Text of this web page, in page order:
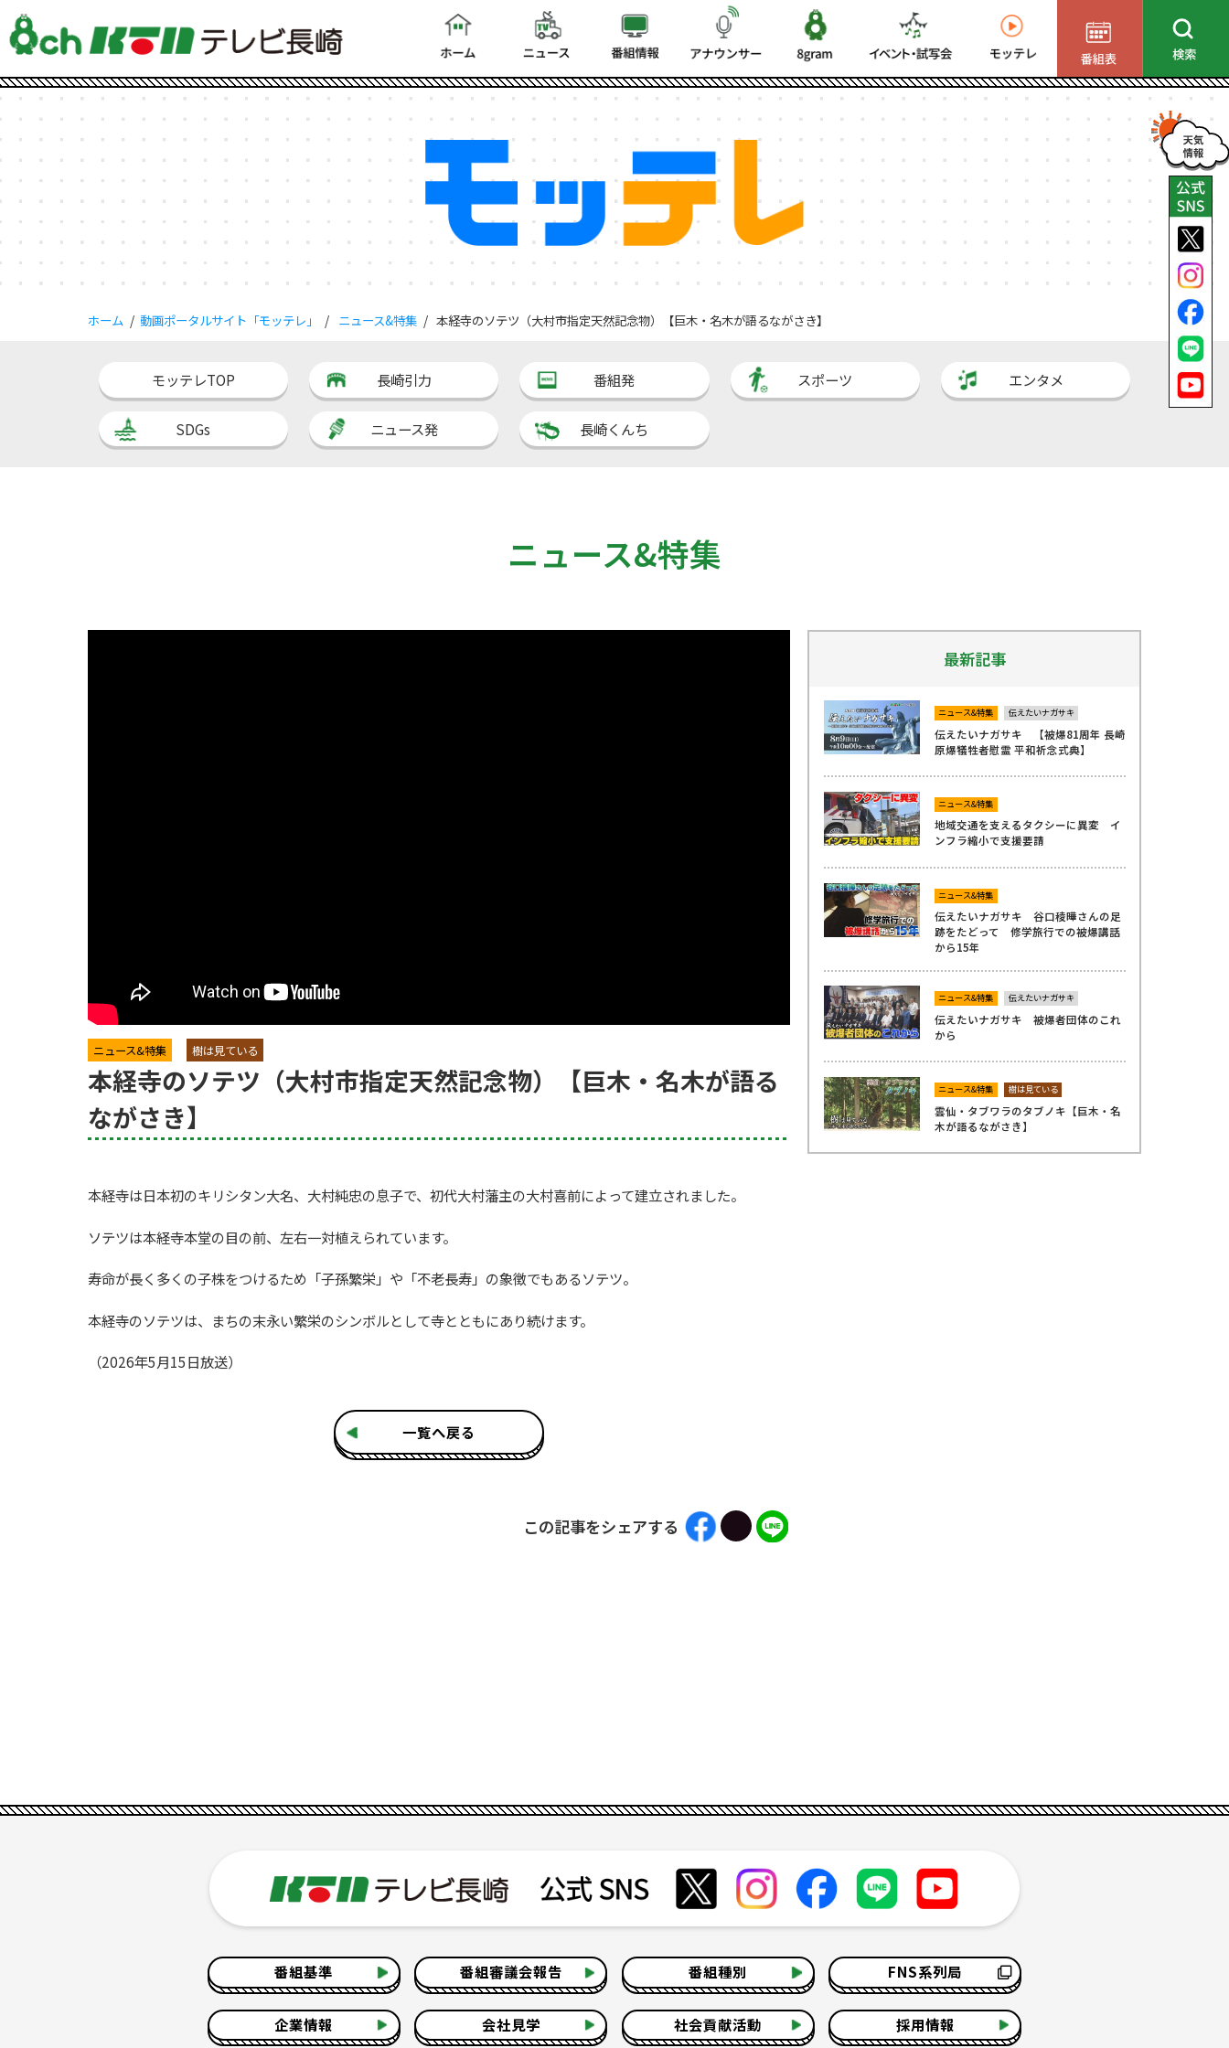
ホーム 動画ポータルサイト「モッテレ」 ニュース&特集 本経寺のソテツ（大村市指定天然記念物）【巨木・名木が語るながさき】
モッテレTOP 長崎引力 番組発 スポーツ エンタメ
SDGs ニュース発 長崎くんち
ニュース&特集
ニュース&特集 樹は見ている
本経寺のソテツ（大村市指定天然記念物）【巨木・名木が語る
ながさき】
本経寺は日本初のキリシタン大名、大村純忠の息子で、初代大村藩主の大村喜前によって建立されました。
ソテツは本経寺本堂の目の前、左右一対植えられています。
寿命が長く多くの子株をつけるため「子孫繁栄」や「不老長寿」の象徴でもあるソテツ。
本経寺のソテツは、まちの末永い繁栄のシンボルとして寺とともにあり続けます。
（2026年5月15日放送）
一覧へ戻る
この記事をシェアする
最新記事
ニュース&特集 伝えたいナガサキ
伝えたいナガサキ 【被爆81周年 長崎
原爆犠牲者慰霊 平和祈念式典】
ニュース&特集
地域交通を支えるタクシーに異変 イ
ンフラ縮小で支援要請
ニュース&特集
伝えたいナガサキ 谷口稜曄さんの足
跡をたどって 修学旅行での被爆講話
から15年
ニュース&特集 伝えたいナガサキ
伝えたいナガサキ 被爆者団体のこれ
から
ニュース&特集 樹は見ている
雲仙・タブワラのタブノキ【巨木・名
木が語るながさき】
番組基準 番組審議会報告 番組種別 FNS系列局
企業情報 会社見学 社会貢献活動 採用情報